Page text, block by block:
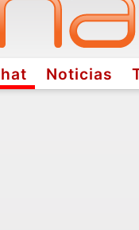
Noticias